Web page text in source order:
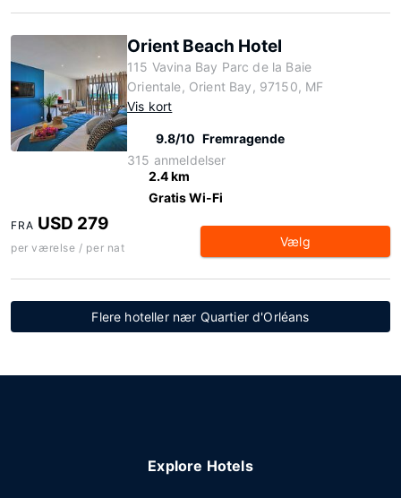
Orient Beach Hotel
115 Vavina Bay Parc de la Baie
Orientale, Orient Bay, 97150, MF
Vis kort
9.8/10 Fremragende
315 anmeldelser
2.4 km
Gratis Wi-Fi
FRA USD 279
per værelse / per nat Vælg
Flere hoteller nær Quartier d'Orléans
Explore Hotels